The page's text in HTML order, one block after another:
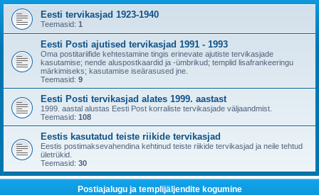
Eesti tervikasjad 1923-1940
Teemasid: 1
Eesti Posti ajutised tervikasjad 1991 - 1993
Oma postitariifide kehtestamine tingis erinevate ajutiste tervikasjade
kasutamise; nende aluspostkaardid ja -ümbrikud; templid lisafrankeeringu
märkimiseks; kasutamise iseärasused jne.
Teemasid: 9
Eesti Posti tervikasjad alates 1999. aastast
1999. aastal alustas Eesti Post korraliste tervikasjade väljaandmist.
Teemasid: 108
Eestis kasutatud teiste riikide tervikasjad
Eestis postimaksevahendina kehtinud teiste riikide tervikasjad ja neile tehtud
ületrükid.
Teemasid: 30
Postiajalugu ja templijäljendite kogumine